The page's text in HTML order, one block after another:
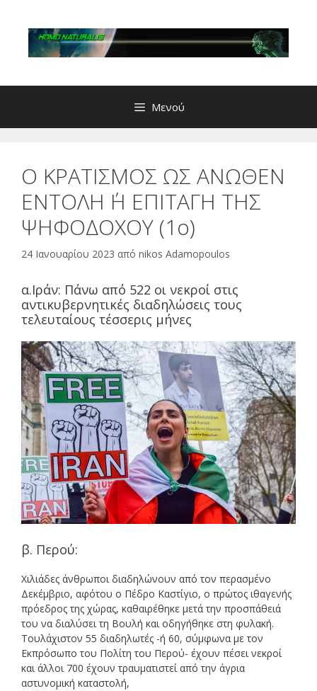
περιεχόμενο
Μενού
Ο ΚΡΑΤΙΣΜΟΣ ΩΣ ΑΝΩΘΕΝ
ΕΝΤΟΛΗ ΄Η ΕΠΙΤΑΓΗ ΤΗΣ
ΨΗΦΟΔΟΧΟΥ (1ο)
24 Ιανουαρίου 2023 από nikos Adamopoulos
α.Ιράν: Πάνω από 522 οι νεκροί στις
αντικυβερνητικές διαδηλώσεις τους
τελευταίους τέσσερις μήνες
β. Περού:
Χιλιάδες άνθρωποι διαδηλώνουν από τον περασμένο
Δεκέμβριο, αφότου ο Πέδρο Καστίγιο, ο πρώτος ιθαγενής
πρόεδρος της χώρας, καθαιρέθηκε μετά την προσπάθειά
του να διαλύσει τη Βουλή και οδηγήθηκε στη φυλακή.
Τουλάχιστον 55 διαδηλωτές -ή 60, σύμφωνα με τον
Εκπρόσωπο του Πολίτη του Περού- έχουν πέσει νεκροί
και άλλοι 700 έχουν τραυματιστεί από την άγρια
αστυνομική καταστολή,